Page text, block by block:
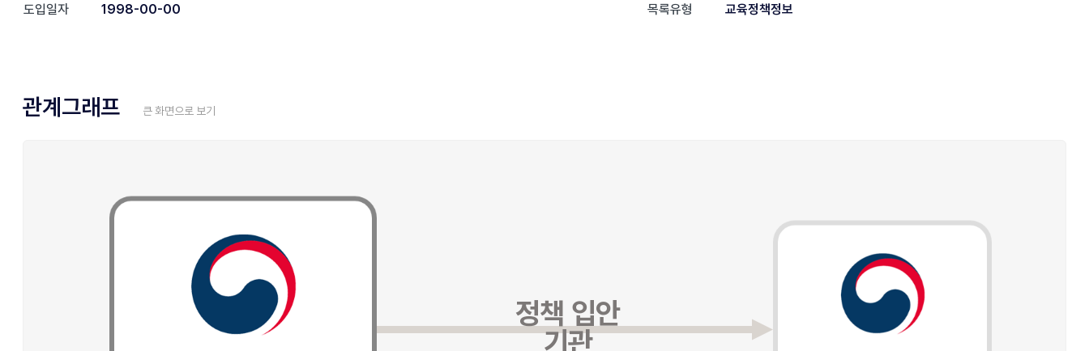
도입일자
1998-00-00
목록유형
교육정책정보
관계그래프 큰 화면으로 보기